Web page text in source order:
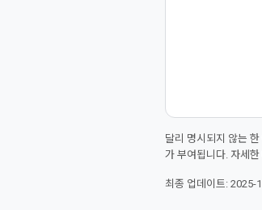
달리 명시되지 않는
가 부여됩니다. 자세한
최종 업데이트: 2025-